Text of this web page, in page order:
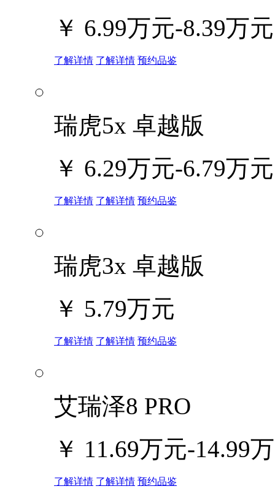
￥ 6.99万元-8.39万元
了解详情 了解详情 预约品鉴
瑞虎5x 卓越版
￥ 6.29万元-6.79万元
了解详情 了解详情 预约品鉴
瑞虎3x 卓越版
￥ 5.79万元
了解详情 了解详情 预约品鉴
艾瑞泽8 PRO
￥ 11.69万元-14.99
了解详情 了解详情 预约品鉴